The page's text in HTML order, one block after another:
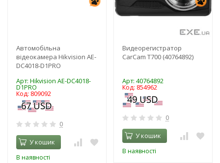
Автомобільна
відеокамера Hikvision AE-
DC4018-D1PRO
Арт: Hikvision AE-DC4018-
D1PRO
Код: 809092
0
У кошик
В наявності
Видеорегистратор
CarCam T700 (40764892)
Арт: 40764892
Код: 854962
0
У кошик
В наявності